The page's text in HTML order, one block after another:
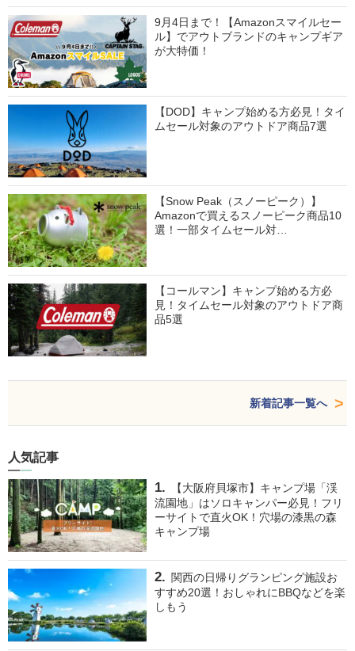
9月4日まで！【Amazonスマイルセー
ル】でアウトブランドのキャンプギア
が大特価！
【DOD】キャンプ始める方必見！タイ
ムセール対象のアウトドア商品7選
【Snow Peak（スノーピーク）】
Amazonで買えるスノーピーク商品10
選！一部タイムセール対…
【コールマン】キャンプ始める方必
見！タイムセール対象のアウトドア商
品5選
新着記事一覧へ
人気記事
【大阪府貝塚市】キャンプ場「渓
流園地」はソロキャンパー必見！フリ
ーサイトで直火OK！穴場の漆黒の森
キャンプ場
関西の日帰りグランピング施設お
すすめ20選！おしゃれにBBQなどを楽
しもう